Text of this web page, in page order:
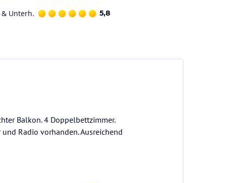
Unterh. 5,8
Balkon. 4 Doppelbettzimmer.
Radio vorhanden. Ausreichend